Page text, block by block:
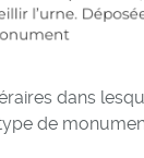
dans
de